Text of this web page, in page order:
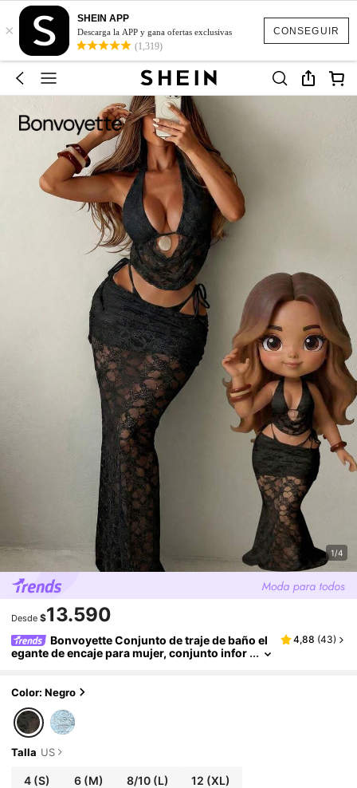
CONSEGUIR
×
SHEIN APP
Descarga la APP y gana ofertas exclusivas
(1,319)
1/4
Desde $13.590
Bonvoyette Conjunto de traje de baño el
egante de encaje para mujer, conjunto infor
4,88 (43)
Color: Negro
Talla US
4 (S) 6 (M) 8/10(L) 12 (XL)